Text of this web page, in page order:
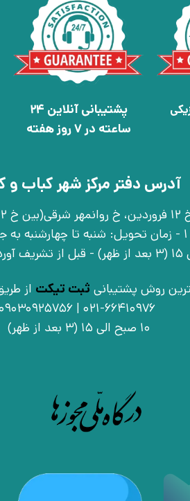
پشتیبانی آنلاین 24
ساعته در 7 روز هفته
آدرس دفتر مرکز شهر کباب و
بن‌بست اوّل، پلاک 1 - زمان تحویل: شنبه تا
روش پشتیبانی ثبت تیکت از
10 صبح الی 15 (3 بعد از ظهر)